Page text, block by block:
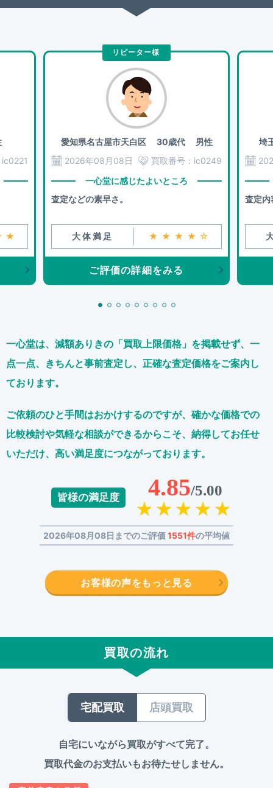
ic0221
リピーター様
愛知県名古屋市天白区30歳代 男性
2026年08月08日
買取番号： ic0249
一心堂に感じたよいところ
査定などの素早さ。
大体満足 ★★★★☆
ご評価の詳細をみる
埼
査定内
一心堂は、減額ありきの「買取上限価格」を掲載せず、 一
点一点、きちんと事前査定し、正確な査定価格をご案内し
ております。
ご依頼のひと手間はおかけするのですが、 確かな価格での
比較検討や気軽な相談ができるからこそ、 納得してお任せ
いただけ、高い満足度につながっております。
皆様の満足度 4.85/5.00
2026年08月08日までのご評価1551件の平均値
お客様の声をもっと見る
買取の流れ
宅配買取 店頭買取
自宅にいながら買取がすべて完了。
買取代金のお支払いもお待たせしません。